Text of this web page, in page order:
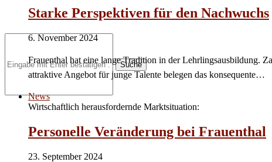
Suche
Starke Perspektiven für den Nachwuchs
6. November 2024
Frauenthal hat eine lange Tradition in der Lehrlingsausbildung.
attraktive Angebot für junge Talente belegen das konsequente…
News
Wirtschaftlich herausfordernde Marktsituation:
Personelle Veränderung bei Frauenthal
23. September 2024